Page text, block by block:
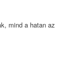
mind a hatan az